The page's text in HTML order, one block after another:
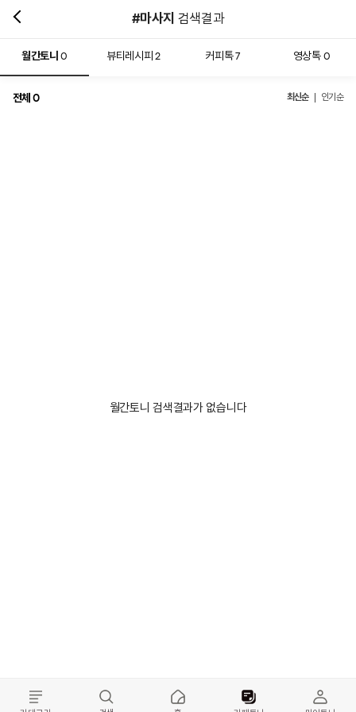
#마사지 검색결과
월간토니0 뷰티레시피2 커피톡7 영상톡 0
전체 0 최신순 인기순
월간토니 검색결과가 없습니다